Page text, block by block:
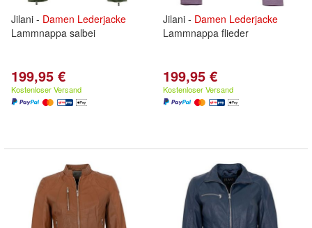
Jilani - Damen Lederjacke
Lammnappa salbei
199,95 €
Kostenloser Versand
Jilani - Damen Lederjacke
Lammnappa flieder
199,95 €
Kostenloser Versand